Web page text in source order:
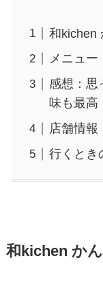
和kichen
メニュー
感想：思
味も最高
店舗情報
行くとき
和kichen か